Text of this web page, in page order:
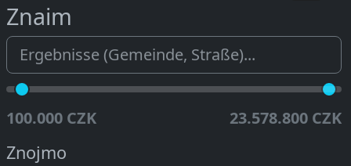
Znaim
100.000 CZK 23.578.800 CZK
Znojmo